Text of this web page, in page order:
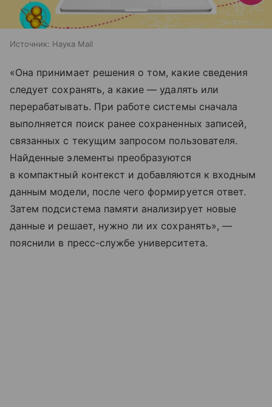
Источник: Наука Mail
«Она принимает решения о том, какие сведения
следует сохранять, а какие — удалять или
перерабатывать. При работе системы сначала
выполняется поиск ранее сохраненных записей,
связанных с текущим запросом пользователя.
Найденные элементы преобразуются
в компактный контекст и добавляются к входным
данным модели, после чего формируется ответ.
Затем подсистема памяти анализирует новые
данные и решает, нужно ли их сохранять», —
пояснили в пресс-службе университета.